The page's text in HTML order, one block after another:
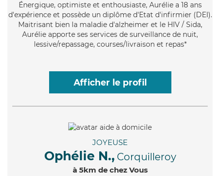
Énergique, optimiste et enthousiaste, Aurélie a 18 ans
d'expérience et possède un diplôme d'Etat d'infirmier (DEI).
Maitrisant bien la maladie d'alzheimer et le HIV / Sida,
Aurélie apporte ses services de surveillance de nuit,
lessive/repassage, courses/livraison et repas*
Afficher le profil
JOYEUSE
Ophélie N., Corquilleroy
à 5km de chez Vous